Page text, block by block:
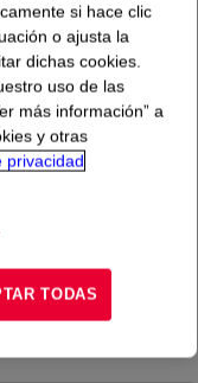
properties that
power supplies,
si hace clic
o ajusta la
dichas cookies.
uso de las
más información” a
y otras
privacidad
TODAS